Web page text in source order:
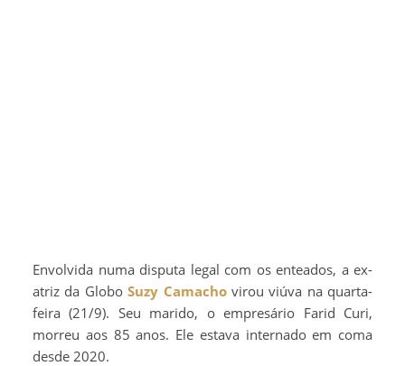
Envolvida numa disputa legal com os enteados, a ex-
atriz da GloboSuzy Camachovirou viúva na quarta-
feira (21/9). Seu marido, o empresário Farid Curi,
morreu aos 85 anos. Ele estava internado em coma
desde 2020.